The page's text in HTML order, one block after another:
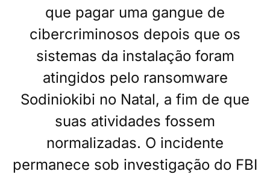
que pagar uma gangue de
cibercriminosos depois que os
sistemas da instalação foram
atingidos pelo ransomware
Sodiniokibi no Natal, a fim de que
suas atividades fossem
normalizadas. O incidente
permanece sob investigação do FBI